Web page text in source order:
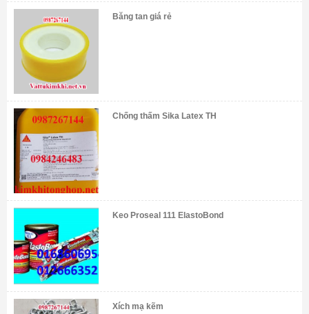
Băng tan giá rẻ
Chống thấm Sika Latex TH
Keo Proseal 111 ElastoBond
Xích mạ kẽm